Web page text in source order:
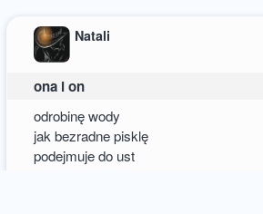
Natali
ona i on
odrobinę wody
jak bezradne pisklę
podejmuje do ust